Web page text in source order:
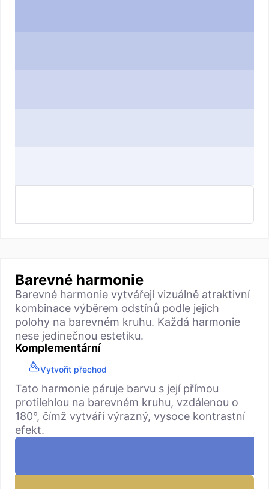
Barevné harmonie
Barevné harmonie vytvářejí vizuálně atraktivní
kombinace výběrem odstínů podle jejich
polohy na barevném kruhu. Každá harmonie
nese jedinečnou estetiku.
Komplementární
Vytvořit přechod
Tato harmonie páruje barvu s její přímou
protilehlou na barevném kruhu, vzdálenou o
180°, čímž vytváří výrazný, vysoce kontrastní
efekt.